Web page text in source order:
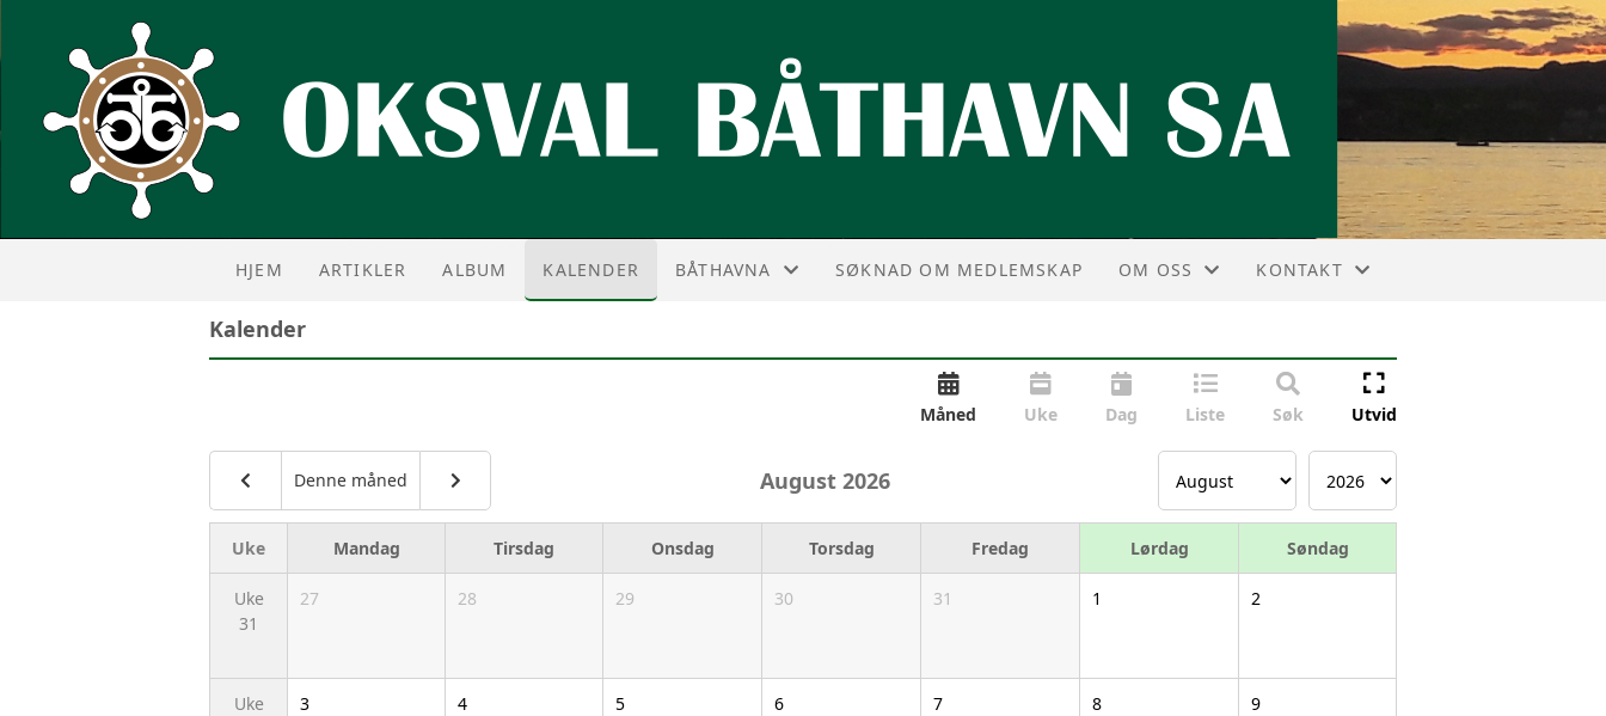
HJEM ARTIKLER ALBUM KALENDER BÅTHAVNA SØKNAD OM MEDLEMSKAP OM OSS
HISTORIE
KONTAKT
STYREOVERSIKT
VALGKOMITÉEN
Kalender
Måned Uke Dag Liste Søk Utvid
Denne måned August 2026
Uke Mandag Tirsdag Onsdag Torsdag Fredag Lørdag Søndag
Uke
31
27 28 29 30 31 1 2
Uke
3 4 5 6 7 8 9